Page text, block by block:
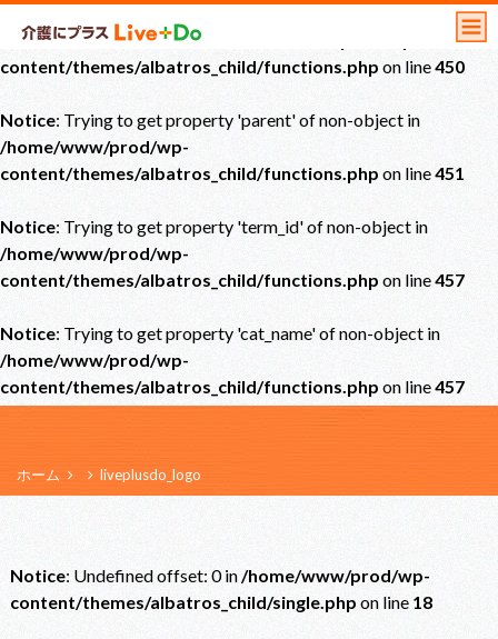
Notice: Undefined offset: 0 in
content/themes/albatros_child/functions.php on line450
Notice: Trying to get property 'parent' of non-object in
/home/www/prod/wp-
content/themes/albatros_child/functions.php on line451
Notice: Trying to get property 'term_id' of non-object in
/home/www/prod/wp-
content/themes/albatros_child/functions.php on line457
Notice: Trying to get property 'cat_name' of non-object in
/home/www/prod/wp-
content/themes/albatros_child/functions.php on line457
ホーム liveplusdo_logo
Notice: Undefined offset: 0 in/home/www/prod/wp-
content/themes/albatros_child/single.php on line 18